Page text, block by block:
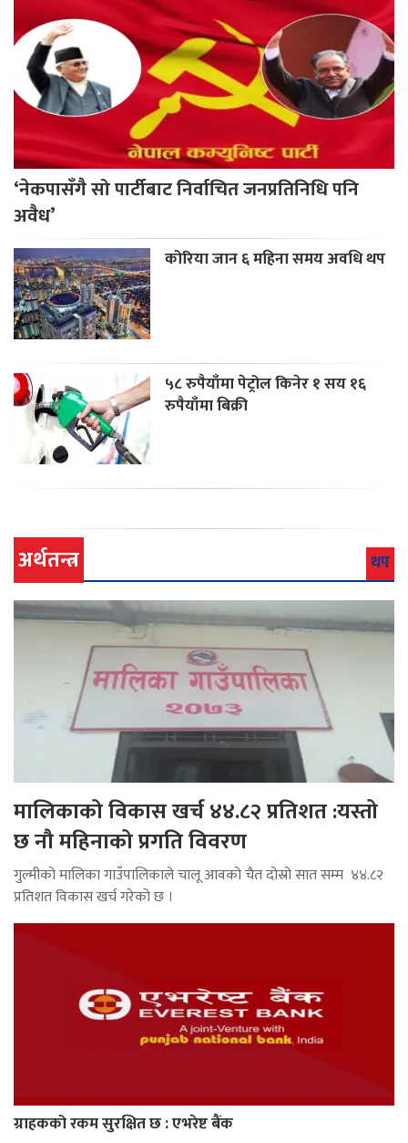
‘नेकपासँगै सो पार्टीबाट निर्वाचित जनप्रतिनिधि पनि
अवैध’
कोरिया जान ६ महिना समय अवधि थप
५८ रुपैयाँमा पेट्रोल किनेर १ सय १६
रुपैयाँमा बिक्री
अर्थतन्त्र थप
मालिकाको विकास खर्च ४४.८२ प्रतिशत :यस्तो
छ नौ महिनाको प्रगति विवरण
गुल्मीको मालिका गाउँपालिकाले चालू आवको चैत दोस्रो सात सम्म ४४.८२
प्रतिशत विकास खर्च गरेको छ ।
ग्राहकको रकम सुरक्षित छ : एभरेष्ट बैंक